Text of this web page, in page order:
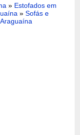
» Estofados em
»Sofás e